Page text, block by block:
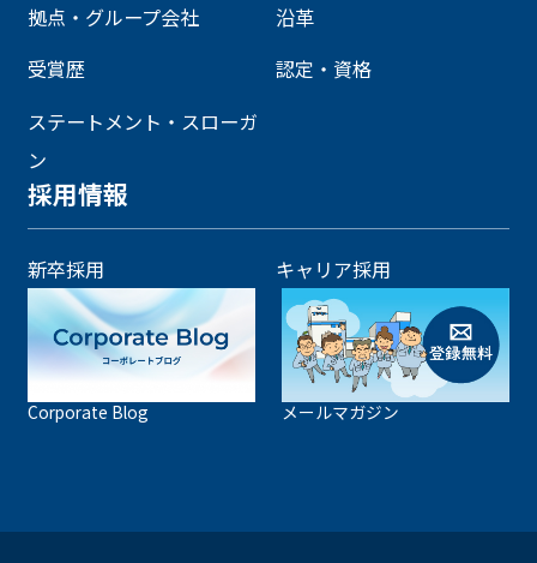
拠点・グループ会社
沿革
受賞歴
認定・資格
ステートメント・スローガ
ン
採用情報
新卒採用 キャリア採用
Corporate Blog メールマガジン